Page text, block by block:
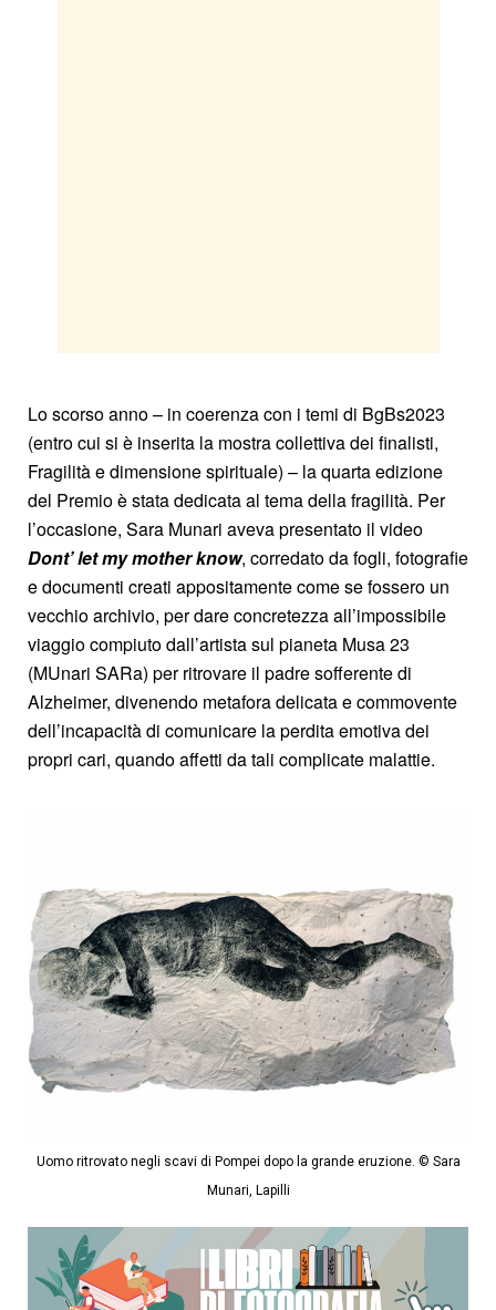
Lo scorso anno – in coerenza con i temi di BgBs2023
(entro cui si è inserita la mostra collettiva dei finalisti,
Fragilità e dimensione spirituale) – la quarta edizione
del Premio è stata dedicata al tema della fragilità. Per
l’occasione, Sara Munari aveva presentato il video
Dont’ let my mother know, corredato da fogli, fotografie
e documenti creati appositamente come se fossero un
vecchio archivio, per dare concretezza all’impossibile
viaggio compiuto dall’artista sul pianeta Musa 23
(MUnari SARa) per ritrovare il padre sofferente di
Alzheimer, divenendo metafora delicata e commovente
dell’incapacità di comunicare la perdita emotiva dei
propri cari, quando affetti da tali complicate malattie.
Uomo ritrovato negli scavi di Pompei dopo la grande eruzione. © Sara
Munari, Lapilli